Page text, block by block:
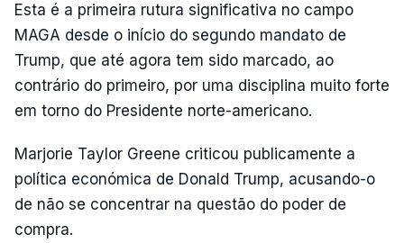
Esta é a primeira rutura significativa no campo
MAGA desde o início do segundo mandato de
Trump, que até agora tem sido marcado, ao
contrário do primeiro, por uma disciplina muito forte
em torno do Presidente norte-americano.
Marjorie Taylor Greene criticou publicamente a
política económica de Donald Trump, acusando-o
de não se concentrar na questão do poder de
compra.